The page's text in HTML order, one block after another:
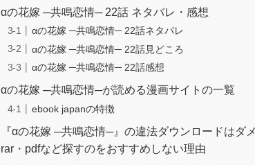
αの花嫁 ─共鳴恋情─ 22話 ネタバレ・感想
αの花嫁 ─共鳴恋情─ 22話ネタバレ
αの花嫁 ─共鳴恋情─ 22話見どころ
αの花嫁 ─共鳴恋情─ 22話感想
αの花嫁 ─共鳴恋情─が読める漫画サイトの一覧
ebook japanの特徴
『αの花嫁 ─共鳴恋情─』の違法ダウンロードはダ
rar・pdfなど探すのをおすすめしない理由